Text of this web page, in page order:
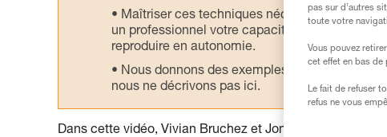
Maîtriser ces techniques nécessite une
un professionnel votre capacité à refaire la
reproduire en autonomie.
Nous donnons des exemples de techniques
nous ne décrivons pas ici.
Dans cette vidéo, Vivian Bruchez et Jonathan "Doud’s"
pas sur d’autres
toute votre
Vous pouvez
cet effet en bas de
Le fait de refuser
refus ne vous